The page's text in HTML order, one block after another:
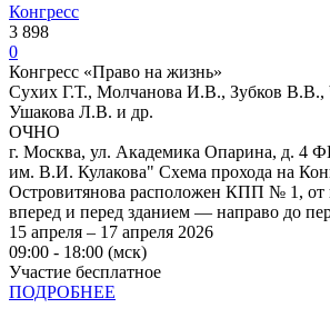
Конгресс
3 898
0
Конгресс «Право на жизнь»
Сухих Г.Т., Молчанова И.В., Зубков В.В.,
Ушакова Л.В. и др.
ОЧНО
г. Москва, ул. Академика Опарина, д.
им. В.И. Кулакова" Схема прохода на
Островитянова расположен КПП № 1, от
вперед и перед зданием — направо до
15 апреля – 17 апреля 2026
09:00 - 18:00 (мск)
Участие бесплатное
ПОДРОБНЕЕ